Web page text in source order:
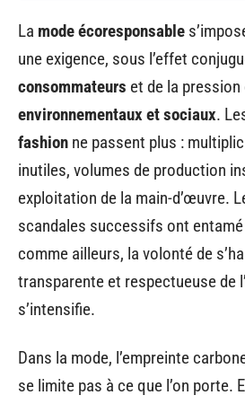
La mode écoresponsable
une exigence, sous l’effet
consommateurs et de la pression
environnementaux et sociaux.
fashion ne passent plus :
inutiles, volumes de production
exploitation de la main-d’œuvre.
scandales successifs ont
comme ailleurs, la volonté de
transparente et respectueuse de
s’intensifie.
Dans la mode, l’empreinte
se limite pas à ce que l’on porte.